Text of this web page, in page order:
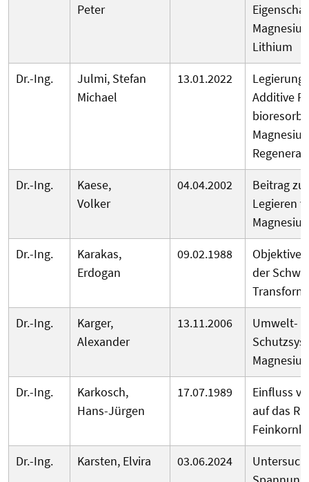
Peter
Lithium
Dr.-Ing.
Julmi, Stefan
Michael
13.01.2022
Additive
Dr.-Ing.
Kaese,
Volker
04.04.2002
Beitrag
Legieren
Dr.-Ing.
Karakas,
Erdogan
09.02.1988
Objektive
der
Dr.-Ing.
Karger,
Alexander
13.11.2006
Umwelt-
Dr.-Ing.
Karkosch,
Hans-Jürgen
17.07.1989
Einfluss
auf das
Dr.-Ing.
Karsten, Elvira 03.06.2024